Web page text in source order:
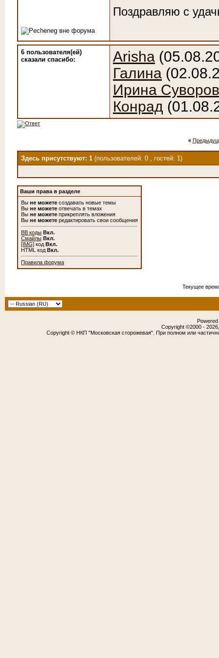
Поздравляю с
6 пользователя(ей)
сказали cпасибо:
Arisha
Галина
Ирина
Конрад
«
Здесь присутствуют: 1 (пользователей: 0 , гостей: 1)
Ваши права в разделе
Вы не можете создавать новые темы
Вы не можете отвечать в темах
Вы не можете прикреплять вложения
Вы не можете редактировать свои сообщения
BB коды Вкл.
Смайлы Вкл.
[IMG] код Вкл.
HTML код Вкл.
Правила форума
Текущее
Copyright ©2000 -
Copyright © НКП "Московская сторожевая". При полном или